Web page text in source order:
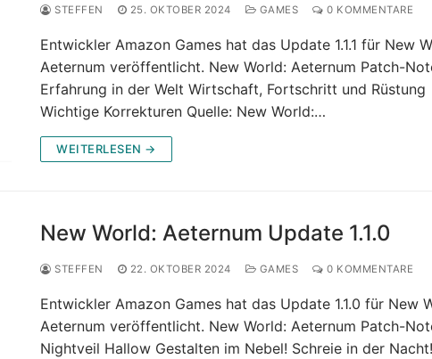
STEFFEN 25. OKTOBER 2024 GAMES 0 KOMMENTARE
Entwickler Amazon Games hat das Update 1.1.1 für New
Aeternum veröffentlicht. New World: Aeternum Patch-
Erfahrung in der Welt Wirtschaft, Fortschritt und Rüstung
Wichtige Korrekturen Quelle: New World:…
WEITERLESEN →
New World: Aeternum Update 1.1.0
STEFFEN 22. OKTOBER 2024 GAMES 0 KOMMENTARE
Entwickler Amazon Games hat das Update 1.1.0 für New
Aeternum veröffentlicht. New World: Aeternum Patch-
Nightveil Hallow Gestalten im Nebel! Schreie in der